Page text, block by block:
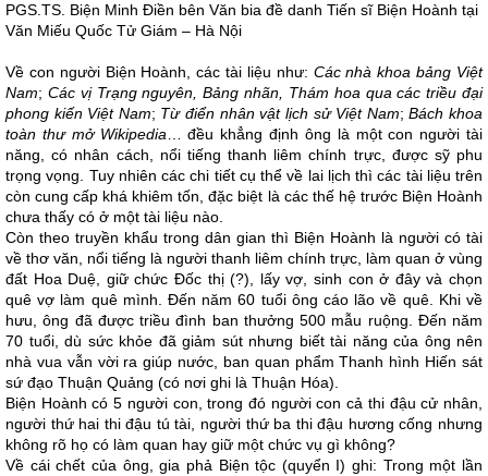
PGS.TS. Biện Minh Điền bên Văn bia đề danh Tiến sĩ Biện Hoành tại
Văn Miếu Quốc Tử Giám – Hà Nội
Về con người Biện Hoành, các tài liệu như: Các nhà khoa bảng Việt
Nam; Các vị Trạng nguyên, Bảng nhãn, Thám hoa qua các triều đại
phong kiến Việt Nam; Từ điển nhân vật lịch sử Việt Nam;Bách khoa
toàn thư mở Wikipedia … đều khẳng định ông là một con người tài
năng, có nhân cách, nổi tiếng thanh liêm chính trực, được sỹ phu
trọng vọng. Tuy nhiên các chi tiết cụ thể về lai lịch thì các tài liệu trên
còn cung cấp khá khiêm tốn, đặc biệt là các thế hệ trước Biện Hoành
chưa thấy có ở một tài liệu nào.
Còn theo truyền khẩu trong dân gian thì Biện Hoành là người có tài
về thơ văn, nổi tiếng là người thanh liêm chính trực, làm quan ở vùng
đất Hoa Duệ, giữ chức Đốc thị (?), lấy vợ, sinh con ở đây và chọn
quê vợ làm quê mình. Đến năm 60 tuổi ông cáo lão về quê. Khi về
hưu, ông đã được triều đình ban thưởng 500 mẫu ruộng. Đến năm
70 tuổi, dù sức khỏe đã giảm sút nhưng biết tài năng của ông nên
nhà vua vẫn vời ra giúp nước, ban quan phẩm Thanh hình Hiến sát
sứ đạo Thuận Quảng (có nơi ghi là Thuận Hóa).
Biện Hoành có 5 người con, trong đó người con cả thi đậu cử nhân,
người thứ hai thi đậu tú tài, người thứ ba thi đậu hương cống nhưng
không rõ họ có làm quan hay giữ một chức vụ gì không?
Về cái chết của ông, gia phả Biện tộc (quyển I) ghi: Trong một lần